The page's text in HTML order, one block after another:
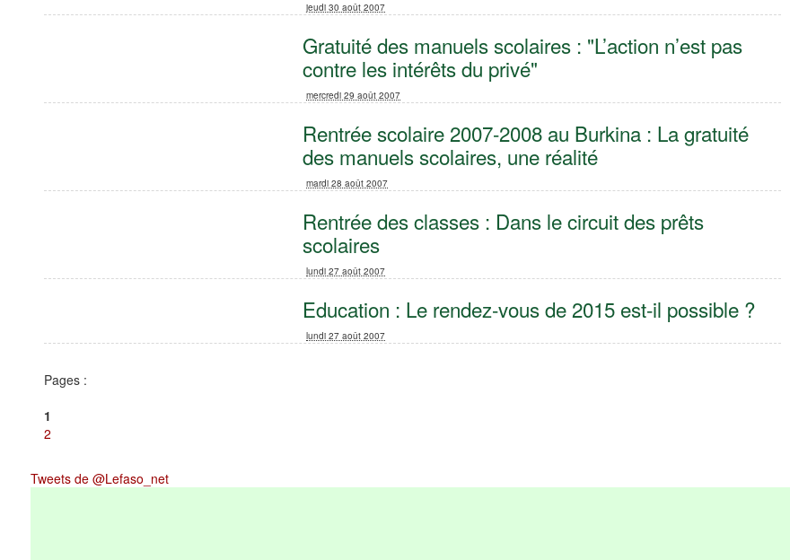
jeudi 30 août 2007
Gratuité des manuels scolaires : "L’action n’est pas
contre les intérêts du privé"
mercredi 29 août 2007
Rentrée scolaire 2007-2008 au Burkina : La gratuité
des manuels scolaires, une réalité
mardi 28 août 2007
Rentrée des classes : Dans le circuit des prêts
scolaires
lundi 27 août 2007
Education : Le rendez-vous de 2015 est-il possible ?
lundi 27 août 2007
Pages :
1
2
Tweets de @Lefaso_net